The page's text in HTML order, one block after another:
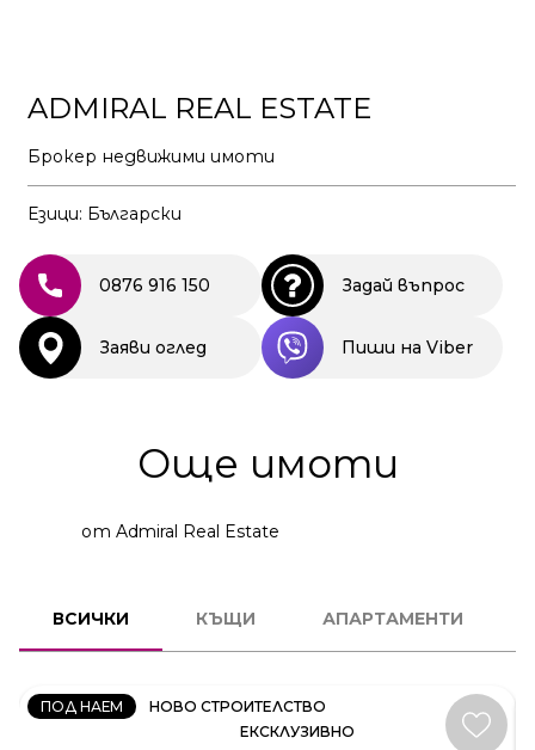
ADMIRAL REAL ESTATE
Брокер недвижими имоти
Езици: Български
0876 916 150 Задай въпрос
Заяви оглед Пиши на Viber
Още имоти
от Admiral Real Estate
ВСИЧКИ КЪЩИ АПАРТАМЕНТИ
ПОД НАЕМ
НОВО СТРОИТЕЛСТВО
ЕКСКЛУЗИВНО
КЪЩА
КОД:
35414